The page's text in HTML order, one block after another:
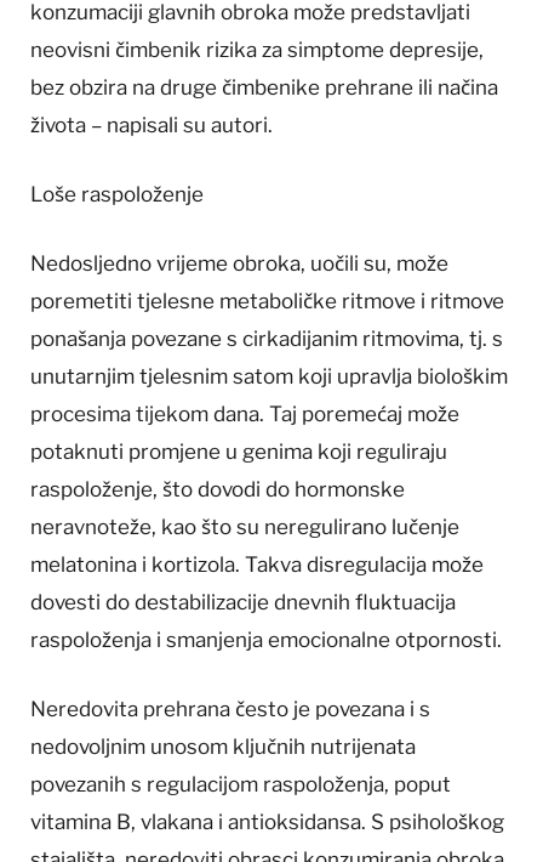
konzumaciji glavnih obroka može predstavljati
neovisni čimbenik rizika za simptome depresije,
bez obzira na druge čimbenike prehrane ili načina
života – napisali su autori.
Loše raspoloženje
Nedosljedno vrijeme obroka, uočili su, može
poremetiti tjelesne metaboličke ritmove i ritmove
ponašanja povezane s cirkadijanim ritmovima, tj. s
unutarnjim tjelesnim satom koji upravlja biološkim
procesima tijekom dana. Taj poremećaj može
potaknuti promjene u genima koji reguliraju
raspoloženje, što dovodi do hormonske
neravnoteže, kao što su neregulirano lučenje
melatonina i kortizola. Takva disregulacija može
dovesti do destabilizacije dnevnih fluktuacija
raspoloženja i smanjenja emocionalne otpornosti.
Neredovita prehrana često je povezana i s
nedovoljnim unosom ključnih nutrijenata
povezanih s regulacijom raspoloženja, poput
vitamina B, vlakana i antioksidansa. S psihološkog